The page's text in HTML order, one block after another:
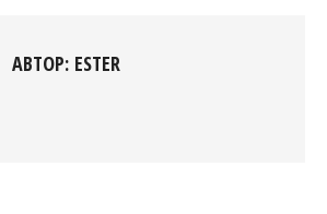
АВТОР: ESTER